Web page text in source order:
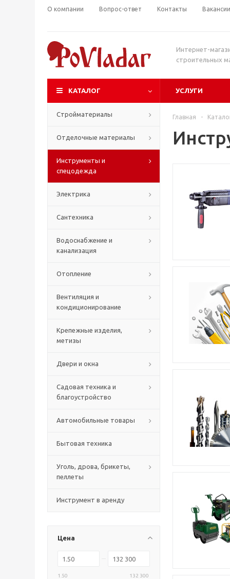
О компании Вопрос-ответ Контакты Вакансии
Интернет-
строительных
КАТАЛОГ УСЛУГИ
Стройматериалы
Отделочные материалы
Инструменты и
спецодежда
Электрика
Сантехника
Водоснабжение и
канализация
Отопление
Вентиляция и
кондиционирование
Крепежные изделия,
метизы
Двери и окна
Садовая техника и
благоустройство
Автомобильные товары
Бытовая техника
Уголь, дрова, брикеты,
пеллеты
Инструмент в аренду
Цена
1.50 132 300
Главная -